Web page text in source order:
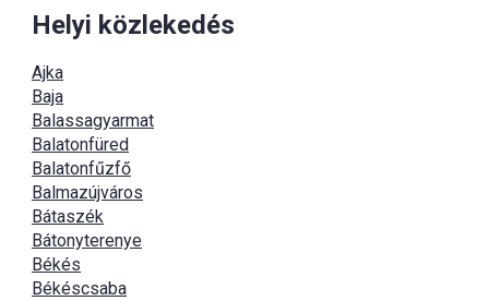
Helyi közlekedés
Ajka
Baja
Balassagyarmat
Balatonfüred
Balatonfűzfő
Balmazújváros
Bátaszék
Bátonyterenye
Békés
Békéscsaba